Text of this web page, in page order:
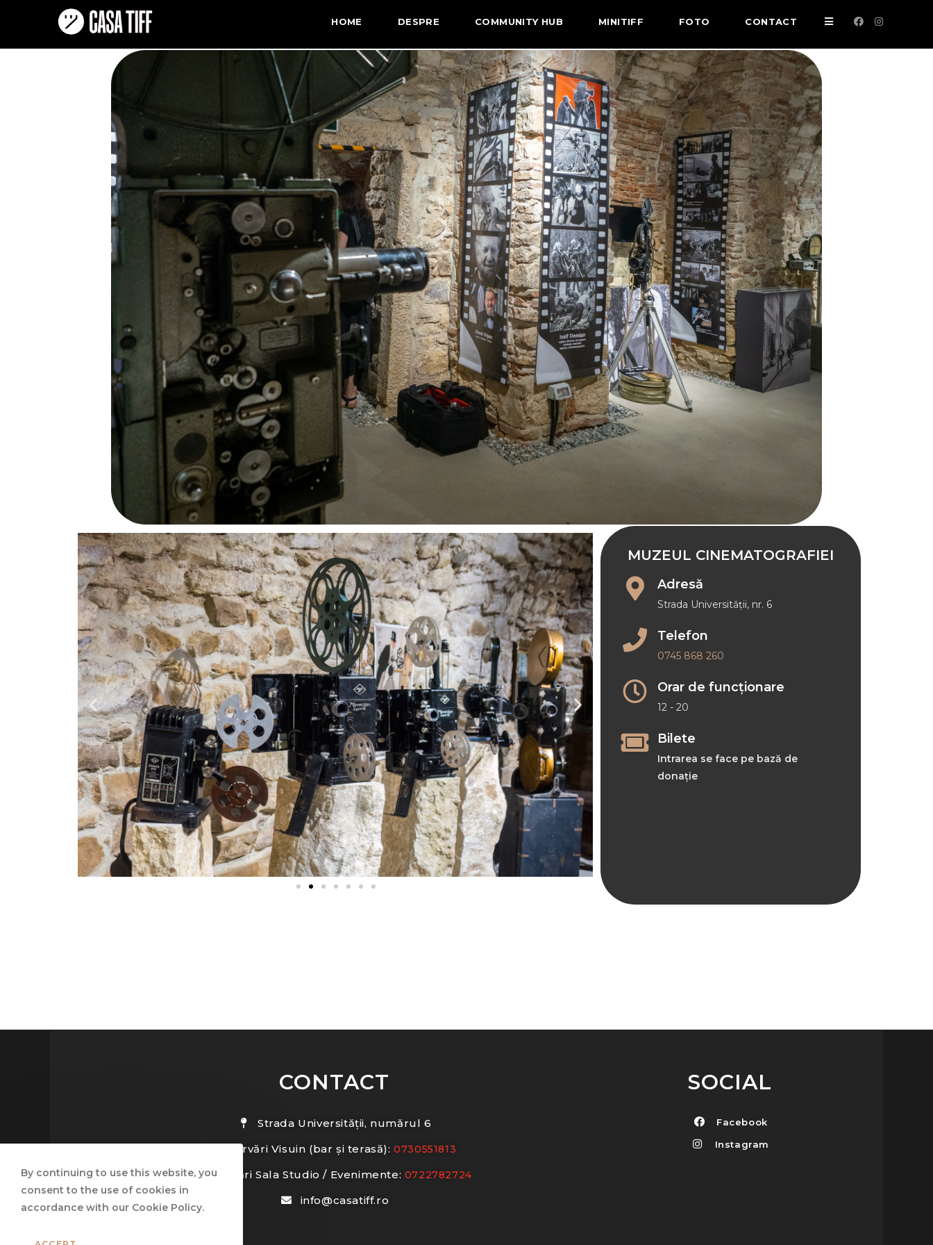
HOME DESPRE COMMUNITY HUB MINITIFF FOTO CONTACT
MUZEUL CINEMATOGRAFIEI
Adresă
Strada Universității, nr. 6
Telefon
0745 868 260
Orar de funcționare
12 - 20
Bilete
Intrarea se face pe bază de
donație
CONTACT
Strada Universității, numărul 6
Rezervări Visuin (bar și terasă):0730551813
Rezervări Sala Studio / Evenimente: 0722782724
info@casatiff.ro
SOCIAL
Facebook
Instagram
By continuing to use this website, you
consent to the use of cookies in
accordance with our Cookie Policy.